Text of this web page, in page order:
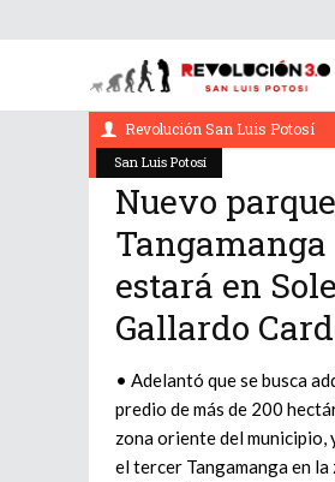
San Luis Potosí
marzo 23, 2022
Revolución San Luis Potosí
Nuevo parque
Tangamanga
estará en
Gallardo
• Adelantó que se busca
predio de más de 200
zona oriente del municipio,
el tercer Tangamanga en la